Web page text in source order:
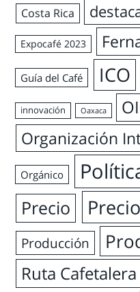
Costa Rica
Expocafé 2023
Guía del Café ICO
innovación Oaxaca
Organización
Orgánico
Precio
Producción
Ruta Cafetalera